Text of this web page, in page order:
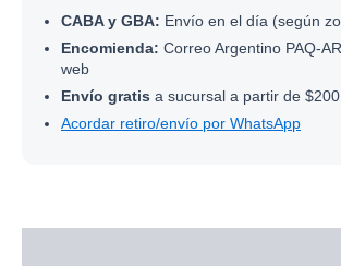
CABA y GBA: Envío en el día (según
Encomienda: Correo Argentino PAQ-
web
Envío gratis a sucursal a partir de
Acordar retiro/envío por WhatsApp